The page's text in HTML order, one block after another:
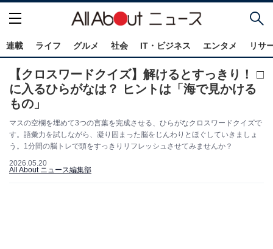
連載 ライフ グルメ 社会 IT・ビジネス エンタメ リサ
【クロスワードクイズ】解けるとすっきり！ □
に入るひらがなは？ ヒントは「海で見かける
もの」
マスの空欄を埋めて3つの言葉を完成させる、ひらがなクロスワードクイズで
す。語彙力を試しながら、凝り固まった脳をじんわりとほぐしていきましょ
う。1分間の脳トレで頭をすっきりリフレッシュさせてみませんか？
2026.05.20
All About ニュース編集部